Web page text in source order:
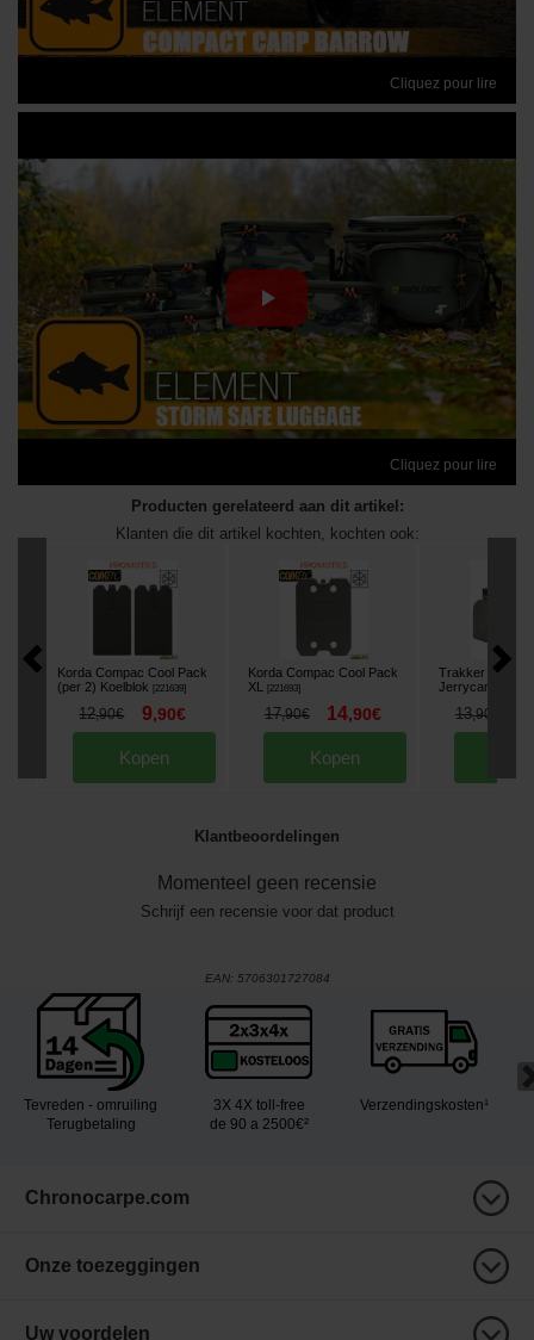
Cliquez pour lire
Cliquez pour lire
Producten gerelateerd aan dit artikel:
Klanten die dit artikel kochten, kochten ook:
Korda Compac Cool Pack
(per 2) Koelblok
[221639]
12,90€ 9,90€
Kopen
Korda Compac Cool Pack
XL
[221693]
17,90€ 14,90€
Kopen
Trakker Water
Jerrycan
13,90
Klantbeoordelingen
Momenteel geen recensie
Schrijf een recensie voor dat product
EAN: 5706301727084
Tevreden - omruiling
Terugbetaling
3X 4X toll-free
de 90 a 2500€²
Verzendingskosten¹
Chronocarpe.com
Onze toezeggingen
Uw voordelen